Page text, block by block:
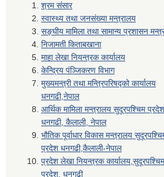
श्रम संसार
स्वास्थ्य तथा जनसंख्या मन्त्रालय
सङ्घीय मामिला तथा सामान्य प्रशासन
निजामती किताबखाना
माहा लेखा नियन्त्रक कार्यालय
केन्द्रिय पंञ्जिकरण विभाग
मुख्यमन्त्री तथा मन्त्रिपरिषद्को कार्यालय
धनगढी,नेपाल
आर्थिक मामिला मन्त्रालय सुदूरपश्चिम प्रदेश,
धनगढी, कैलाली, नेपाल
भौतिक पूर्वाधार विकास मन्त्रालय
प्रदेश धनगढी,कैलाली-नेपाल
प्रदेश लेखा नियन्त्रक कार्यालय,सुदूरपश्चिम
प्रदेश, धनगढी